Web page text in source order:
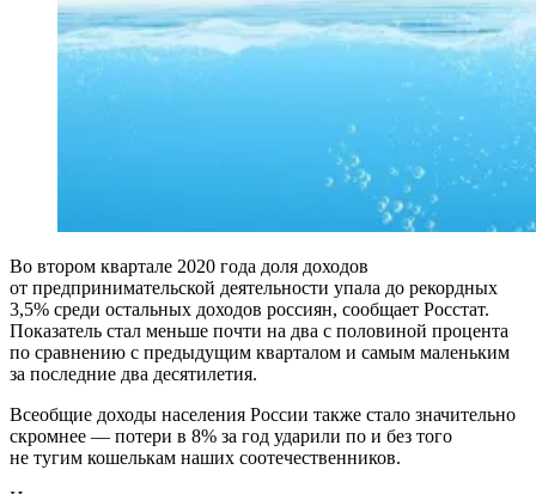
Во втором квартале 2020 года доля доходов
от предпринимательской деятельности упала до рекордных
3,5% среди остальных доходов россиян, сообщает Росстат.
Показатель стал меньше почти на два с половиной процента
по сравнению с предыдущим кварталом и самым маленьким
за последние два десятилетия.
Всеобщие доходы населения России также стало значительно
скромнее — потери в 8% за год ударили по и без того
не тугим кошелькам наших соотечественников.